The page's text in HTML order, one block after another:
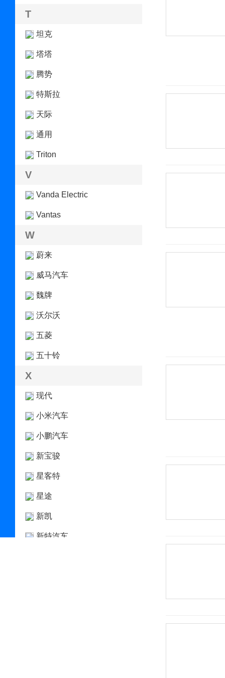
T
坦克
塔塔
腾势
特斯拉
天际
通用
Triton
V
Vanda Electric
Vantas
W
蔚来
威马汽车
魏牌
沃尔沃
五菱
五十铃
X
现代
小米汽车
小鹏汽车
新宝骏
星客特
星途
新凯
新特汽车